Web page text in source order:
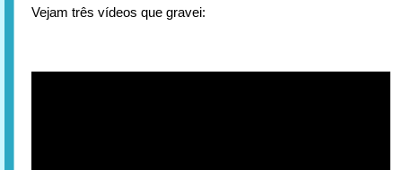
Vejam três vídeos que gravei: